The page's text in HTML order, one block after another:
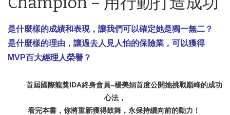
是什麼樣的成績和表現，讓我們可以確定她是獨一無二？
是什麼樣的理由，讓過去人見人怕的保險業，可以獲得
MVP百大經理人榮譽？
首屆國際龍獎IDA終身會員–楊美娟首度公開她挑戰巔峰的成功
心法，
看完本書，你將重新獲得鼓舞，永保持續向前的動力！